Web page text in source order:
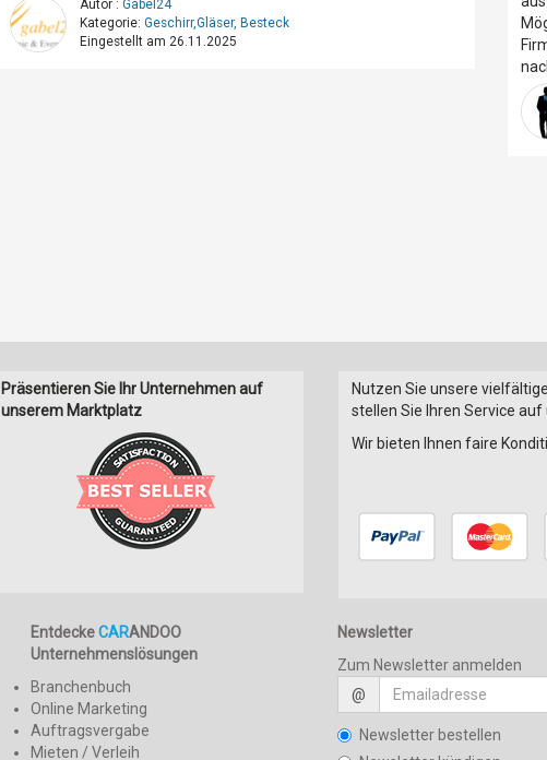
Autor :Gabel24
Kategorie:Geschirr,Gläser, Besteck
Eingestellt am 26.11.2025
Präsentieren Sie Ihr Unternehmen auf
unserem Marktplatz
Nutzen Sie unsere
stellen Sie Ihren Service
Wir bieten Ihnen faire
EntdeckeCARANDOO
Unternehmenslösungen
Branchenbuch
Online Marketing
Auftragsvergabe
Mieten / Verleih
Newsletter
Zum Newsletter anmelden
@
Newsletter bestellen